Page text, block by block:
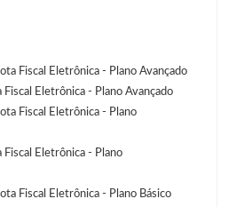
Fiscal Eletrônica - Plano Avançado
Fiscal Eletrônica - Plano